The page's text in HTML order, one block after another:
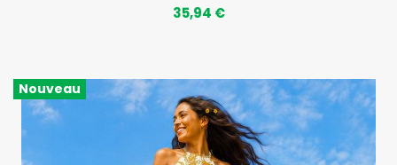
35,94 €
Nouveau